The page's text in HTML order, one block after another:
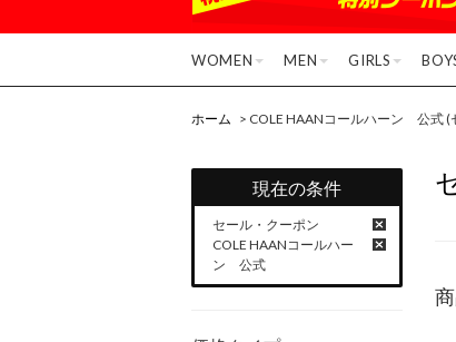
WOMEN MEN GIRLS
ホーム > COLE HAANコールハーン 公式 (
現在の条件
セール・クーポン
COLE HAANコールハー
ン 公式